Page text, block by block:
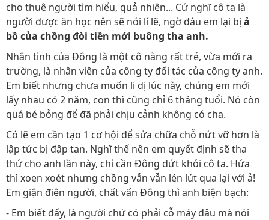
cho thuê người tìm hiểu, quả nhiên... Cứ nghĩ cô ta là
người được ăn học nên sẽ nói lí lẽ, ngờ đâu em lại bị ả
bồ của chồng đòi tiền mới buông tha anh.
Nhân tình của Đông là một cô nàng rất trẻ, vừa mới ra
trường, là nhân viên của công ty đối tác của công ty anh.
Em biết nhưng chưa muốn li dị lúc này, chúng em mới
lấy nhau có 2 năm, con thì cũng chỉ 6 tháng tuổi. Nó còn
quá bé bỏng để đã phải chịu cảnh không có cha.
Có lẽ em cần tạo 1 cơ hội để sửa chữa chỗ nứt vỡ hơn là
lập tức bị đập tan. Nghĩ thế nên em quyết định sẽ tha
thứ cho anh lần này, chỉ cần Đông dứt khỏi cô ta. Hứa
thì xoen xoét nhưng chồng vẫn vẫn lén lút qua lại với ả!
Em giận điên người, chất vấn Đông thì anh biện bạch:
- Em biết đấy, là người chứ có phải cỗ máy đâu mà nói